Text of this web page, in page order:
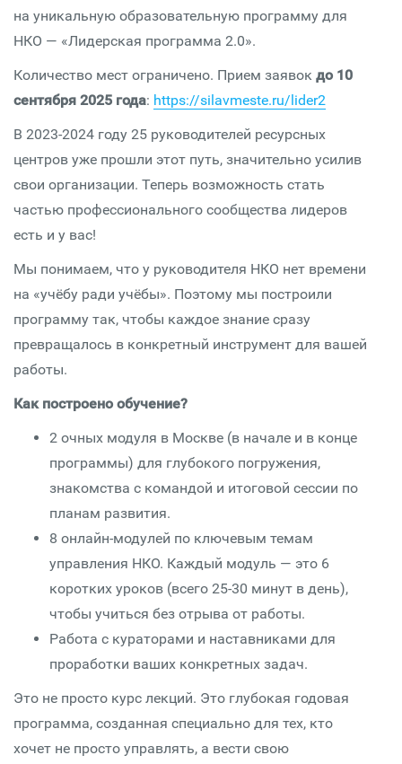
на уникальную образовательную программу для
НКО — «Лидерская программа 2.0».
Количество мест ограничено. Прием заявок до 10
сентября 2025 года: https://silavmeste.ru/lider2
В 2023-2024 году 25 руководителей ресурсных
центров уже прошли этот путь, значительно усилив
свои организации. Теперь возможность стать
частью профессионального сообщества лидеров
есть и у вас!
Мы понимаем, что у руководителя НКО нет времени
на «учёбу ради учёбы». Поэтому мы построили
программу так, чтобы каждое знание сразу
превращалось в конкретный инструмент для вашей
работы.
Как построено обучение?
2 очных модуля в Москве (в начале и в конце
программы) для глубокого погружения,
знакомства с командой и итоговой сессии по
планам развития.
8 онлайн-модулей по ключевым темам
управления НКО. Каждый модуль — это 6
коротких уроков (всего 25-30 минут в день),
чтобы учиться без отрыва от работы.
Работа с кураторами и наставниками для
проработки ваших конкретных задач.
Это не просто курс лекций. Это глубокая годовая
программа, созданная специально для тех, кто
хочет не просто управлять, а вести свою